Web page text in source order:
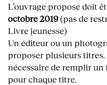
L’ouvrage proposé doit
octobre 2019(pas de
Livre jeunesse)
Un éditeur ou un
proposer plusieurs titres.
nécessaire de remplir
pour chaque titre.